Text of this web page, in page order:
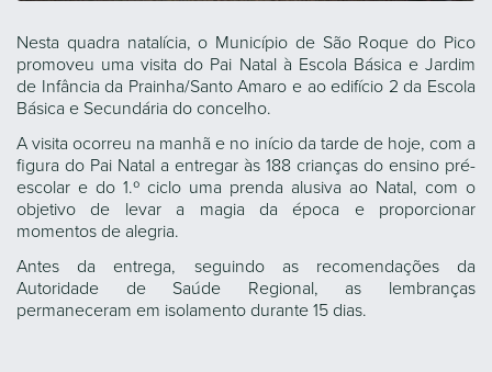
Nesta quadra natalícia, o Município de São Roque do Pico
promoveu uma visita do Pai Natal à Escola Básica e Jardim
de Infância da Prainha/Santo Amaro e ao edifício 2 da Escola
Básica e Secundária do concelho.
A visita ocorreu na manhã e no início da tarde de hoje, com a
figura do Pai Natal a entregar às 188 crianças do ensino pré-
escolar e do 1.º ciclo uma prenda alusiva ao Natal, com o
objetivo de levar a magia da época e proporcionar
momentos de alegria.
Antes da entrega, seguindo as recomendações da
Autoridade de Saúde Regional, as lembranças
permaneceram em isolamento durante 15 dias.